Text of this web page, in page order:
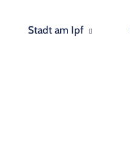
Stadt am Ipf